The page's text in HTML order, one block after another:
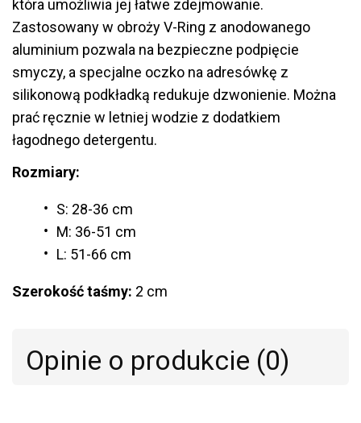
która umożliwia jej łatwe zdejmowanie.
Zastosowany w obroży V-Ring z anodowanego
aluminium pozwala na bezpieczne podpięcie
smyczy, a specjalne oczko na adresówkę z
silikonową podkładką redukuje dzwonienie. Można
prać ręcznie w letniej wodzie z dodatkiem
łagodnego detergentu.
Rozmiary:
S: 28-36 cm
M: 36-51 cm
L: 51-66 cm
Szerokość taśmy: 2 cm
Opinie o produkcie (0)